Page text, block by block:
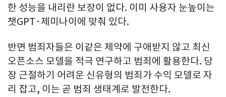
한 성능을 내리란 보장이 없다. 이미 사용자 눈높이는
챗GPT·제미나이에 맞춰 있다.
반면 범죄자들은 이같은 제약에 구애받지 않고 최신
오픈소스 모델을 적극 연구하고 범죄에 활용한다. 당
장 근절하기 어려운 신유형의 범죄가 수익 모델로 자
리 잡고, 이는 곧 범죄 생태계로 발전한다.